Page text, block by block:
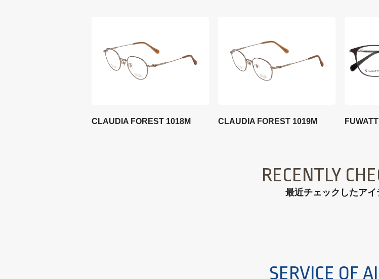
CLAUDIA FOREST 1018M CLAUDIA FOREST 1019M
RECENTLY
最近チェックしたアイ
SERVICE OF